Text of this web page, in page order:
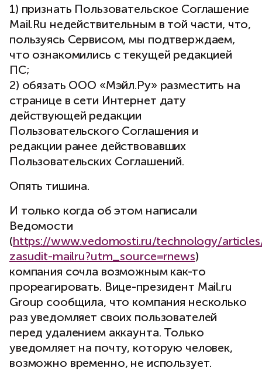
1) признать Пользовательское Соглашение
Mail.Ru недействительным в той части, что,
пользуясь Сервисом, мы подтверждаем,
что ознакомились с текущей редакцией
ПС;
2) обязать ООО «Мэйл.Ру» разместить на
странице в сети Интернет дату
действующей редакции
Пользовательского Соглашения и
редакции ранее действовавших
Пользовательских Соглашений.
Опять тишина.
И только когда об этом написали
Ведомости
(https://www.vedomosti.ru/technology/
zasudit-mailru?utm_source=rnews)
компания сочла возможным как-то
прореагировать. Вице-президент Mail.ru
Group сообщила, что компания несколько
раз уведомляет своих пользователей
перед удалением аккаунта. Только
уведомляет на почту, которую человек,
возможно временно, не использует.